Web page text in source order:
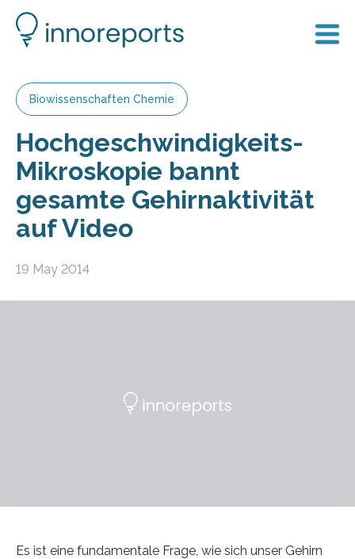
Biowissenschaften Chemie
Hochgeschwindigkeits-
Mikroskopie bannt
gesamte Gehirnaktivität
auf Video
19 May 2014
Es ist eine fundamentale Frage, wie sich unser Gehirn